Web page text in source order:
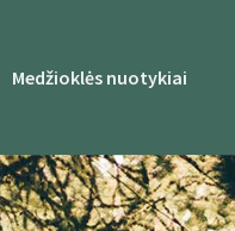
Medžioklės nuotykiai